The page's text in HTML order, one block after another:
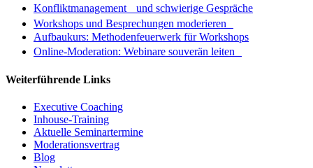
Konfliktmanagement und schwierige Gespräche
Workshops und Besprechungen moderieren
Aufbaukurs: Methodenfeuerwerk für Workshops
Online-Moderation: Webinare souverän leiten
Weiterführende Links
Executive Coaching
Inhouse-Training
Aktuelle Seminartermine
Moderationsvertrag
Blog